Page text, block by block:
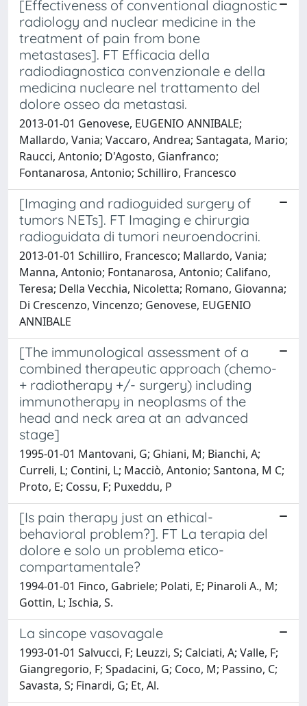
[Effectiveness of conventional diagnostic
radiology and nuclear medicine in the
treatment of pain from bone
metastases]. FT Efficacia della
radiodiagnostica convenzionale e della
medicina nucleare nel trattamento del
dolore osseo da metastasi.
2013-01-01 Genovese, EUGENIO ANNIBALE;
Mallardo, Vania; Vaccaro, Andrea; Santagata, Mario;
Raucci, Antonio; D'Agosto, Gianfranco;
Fontanarosa, Antonio; Schilliro, Francesco
[Imaging and radioguided surgery of
tumors NETs]. FT Imaging e chirurgia
radioguidata di tumori neuroendocrini.
2013-01-01 Schilliro, Francesco; Mallardo, Vania;
Manna, Antonio; Fontanarosa, Antonio; Califano,
Teresa; Della Vecchia, Nicoletta; Romano, Giovanna;
Di Crescenzo, Vincenzo; Genovese, EUGENIO
ANNIBALE
[The immunological assessment of a
combined therapeutic approach (chemo-
+ radiotherapy +/- surgery) including
immunotherapy in neoplasms of the
head and neck area at an advanced
stage]
1995-01-01 Mantovani, G; Ghiani, M; Bianchi, A;
Curreli, L; Contini, L; Macciò, Antonio; Santona, M C;
Proto, E; Cossu, F; Puxeddu, P
[Is pain therapy just an ethical-
behavioral problem?]. FT La terapia del
dolore e solo un problema etico-
compartamentale?
1994-01-01 Finco, Gabriele; Polati, E; Pinaroli A., M;
Gottin, L; Ischia, S.
La sincope vasovagale
1993-01-01 Salvucci, F; Leuzzi, S; Calciati, A; Valle, F;
Giangregorio, F; Spadacini, G; Coco, M; Passino, C;
Savasta, S; Finardi, G; Et, Al.